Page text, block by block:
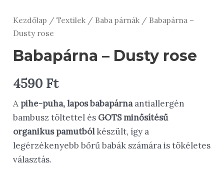
Kezdőlap /Textilek / Baba párnák / Babapárna –
Dusty rose
Babapárna – Dusty rose
4590 Ft
A pihe-puha, lapos babapárnaantiallergén
bambusz töltettel és GOTS minősítésű
organikus pamutbólkészült, így a
legérzékenyebb bőrű babák számára is tökéletes
választás.